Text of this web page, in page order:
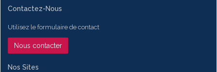
Contactez-Nous
Utilisez le formulaire de contact
Nous contacter
Nos Sites